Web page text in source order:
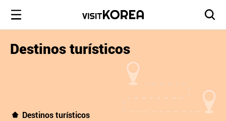
Destinos turísticos
Destinos turísticos